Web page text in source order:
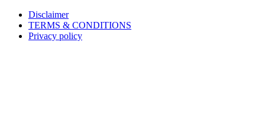
Disclaimer
TERMS & CONDITIONS
Privacy policy